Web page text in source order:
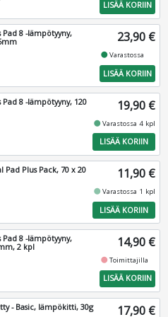
LISÄÄ KORIIN
8 -lämpötyyny,
23,90 €
fiber_manual_recordVarastossa
LISÄÄ KORIIN
8 -lämpötyyny, 120
19,90 €
fiber_manual_recordVarastossa 4 kpl
LISÄÄ KORIIN
Pad Plus Pack, 70 x 20
11,90 €
fiber_manual_recordVarastossa 1 kpl
LISÄÄ KORIIN
8 -lämpötyyny,
2 kpl
14,90 €
fiber_manual_recordToimittajilla
LISÄÄ KORIIN
- Basic, lämpökitti, 30g 17,90 €